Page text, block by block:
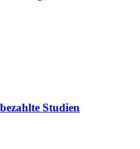
Studien